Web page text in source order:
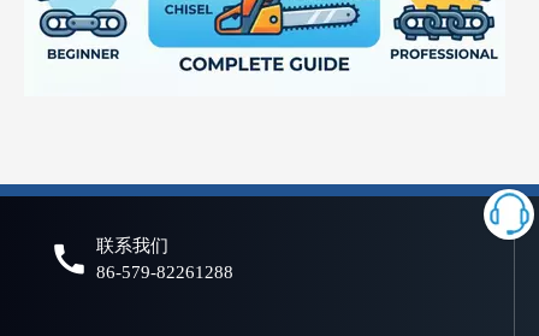
联系我们
86-579-82261288